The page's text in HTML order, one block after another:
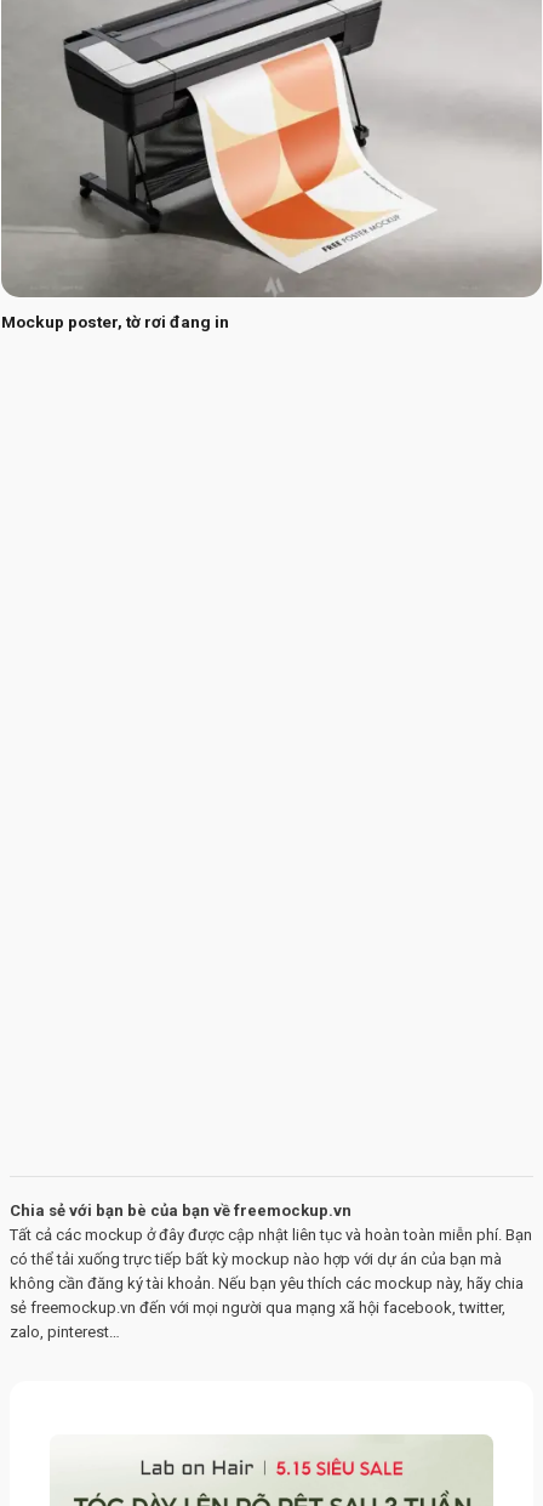
Mockup poster, tờ rơi đang in
Chia sẻ với bạn bè của bạn về freemockup.vn
Tất cả các mockup ở đây được cập nhật liên tục và hoàn toàn miễn phí. Bạn
có thể tải xuống trực tiếp bất kỳ mockup nào hợp với dự án của bạn mà
không cần đăng ký tài khoản. Nếu bạn yêu thích các mockup này, hãy chia
sẻ freemockup.vn đến với mọi người qua mạng xã hội facebook, twitter,
zalo, pinterest…